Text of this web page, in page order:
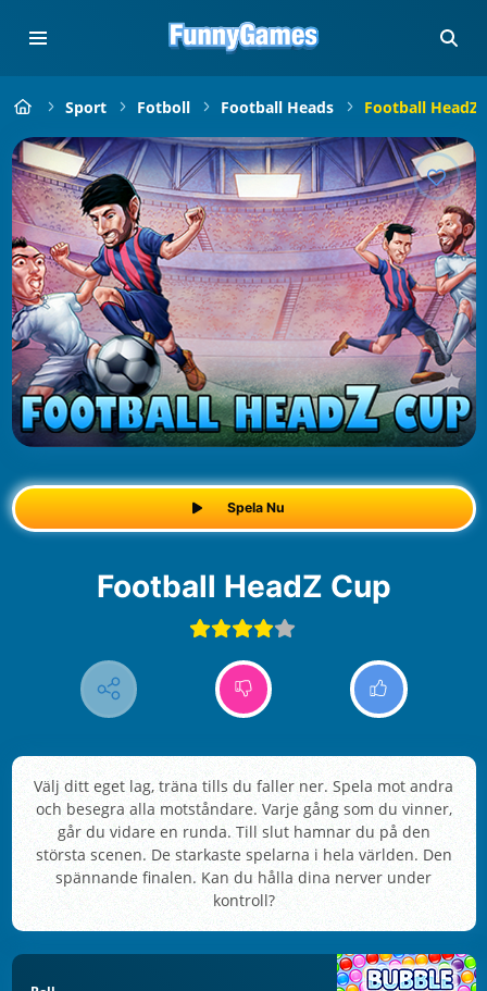
Sport Fotboll Football Heads Football HeadZ
Spela Nu
Football HeadZ Cup
Välj ditt eget lag, träna tills du faller ner. Spela mot andra
och besegra alla motståndare. Varje gång som du vinner,
går du vidare en runda. Till slut hamnar du på den
största scenen. De starkaste spelarna i hela världen. Den
spännande finalen. Kan du hålla dina nerver under
kontroll?